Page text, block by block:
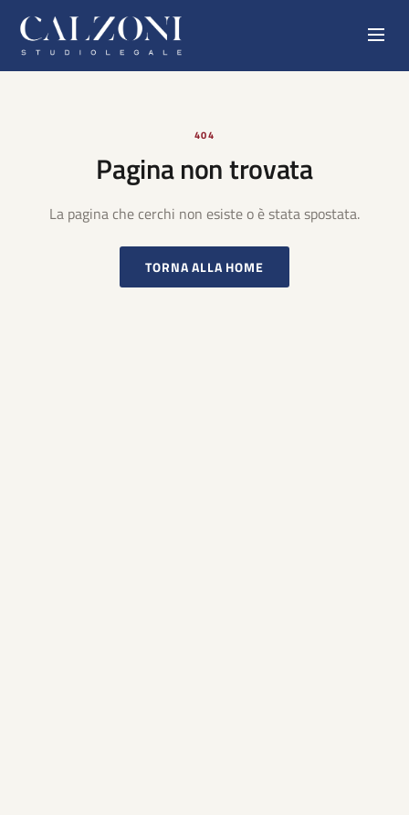
404
Pagina non trovata
La pagina che cerchi non esiste o è stata spostata.
TORNA ALLA HOME